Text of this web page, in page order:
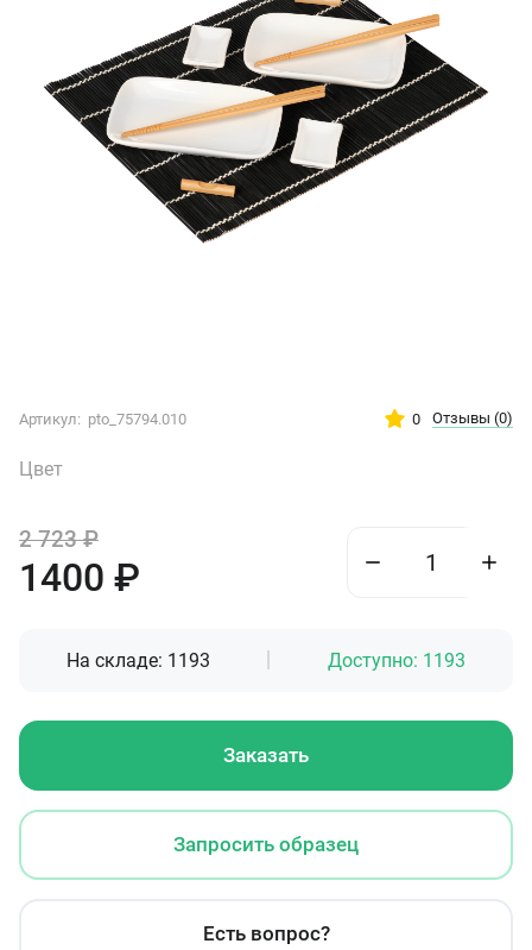
Артикул: pto_75794.010 0 Отзывы (0)
Цвет
2 723 ₽
1400 ₽
На складе: 1193 Доступно: 1193
Заказать
Запросить образец
Есть вопрос?